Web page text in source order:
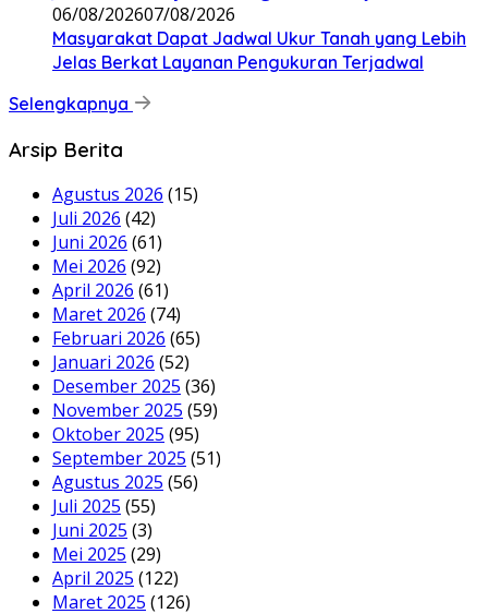
06/08/202607/08/2026
Masyarakat Dapat Jadwal Ukur Tanah yang Lebih
Jelas Berkat Layanan Pengukuran Terjadwal
Selengkapnya
Arsip Berita
Agustus 2026 (15)
Juli 2026 (42)
Juni 2026 (61)
Mei 2026 (92)
April 2026 (61)
Maret 2026 (74)
Februari 2026 (65)
Januari 2026 (52)
Desember 2025 (36)
November 2025 (59)
Oktober 2025 (95)
September 2025 (51)
Agustus 2025 (56)
Juli 2025 (55)
Juni 2025 (3)
Mei 2025 (29)
April 2025 (122)
Maret 2025 (126)